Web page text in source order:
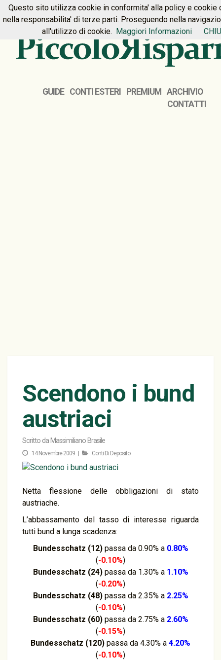
HOME PREMIUM CONTATTI
GUIDE CONTI ESTERI PREMIUM
ARCHIVIO
CONTATTI
Scendono i bund
austriaci
Scritto da Massimiliano Brasile
14 Novembre 2009 | Conti Di Deposito
Netta flessione delle obbligazioni di stato
austriache.
L’abbassamento del tasso di interesse riguarda
tutti bund a lunga scadenza:
Bundesschatz (12)passa da 0.90% a 0.80%
(-0.10%)
Bundesschatz (24)passa da 1.30% a 1.10%
(-0.20%)
Bundesschatz (48)passa da 2.35% a 2.25%
(-0.10%)
Bundesschatz (60)passa da 2.75% a 2.60%
(-0.15%)
Bundesschatz (120) passa da 4.30% a 4.20%
(-0.10%)
Questo sito utilizza cookie in conformita' alla policy e cookie
nella responsabilita' di terze parti. Proseguendo nella
all'utilizzo di cookie. Maggiori Informazioni